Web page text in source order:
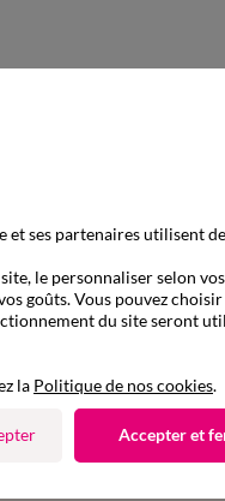
Retours gratuits
uniquement
nous
ses partenaires utilisent
le personnaliser selon vos
goûts. Vous pouvez choisir
du site seront
la Politique de nos cookies.
Accepter et